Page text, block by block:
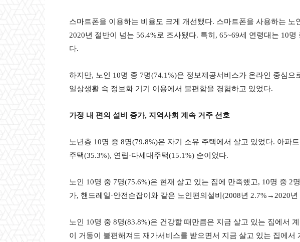
스마트폰을 이용하는 비율도 크게 개선됐다. 스마트폰을 사용하는 노
2020년 절반이 넘는 56.4%로 조사됐다. 특히, 65~69세 연령대는 10
다.
하지만, 노인 10명 중 7명(74.1%)은 정보제공서비스가 온라인 중심으
일상생활 속 정보화 기기 이용에서 불편함을 경험하고 있었다.
가정 내 편의 설비 증가, 지역사회 계속 거주 선호
노년층 10명 중 8명(79.8%)은 자기 소유 주택에서 살고 있었다. 아파
주택(35.3%), 연립·다세대주택(15.1%) 순이었다.
노인 10명 중 7명(75.6%)은 현재 살고 있는 집에 만족했고, 10명 중 2
가, 핸드레일·안전손잡이와 같은 노인편의설비(2008년 2.7%→2020
노인 10명 중 8명(83.8%)은 건강할 때만큼은 지금 살고 있는 집에서
이 거동이 불편해져도 재가서비스를 받으면서 지금 살고 있는 집에서